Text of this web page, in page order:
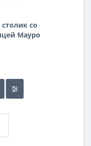
со
Мауро